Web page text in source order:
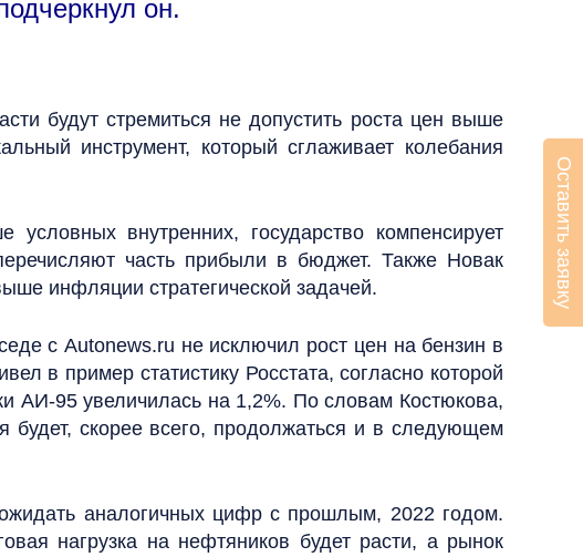
он.
будут стремиться не допустить роста цен выше
инструмент, который сглаживает колебания
внутренних, государство компенсирует
часть прибыли в бюджет. Также Новак
инфляции стратегической задачей.
с Autonews.ru не исключил рост цен на бензин в
в пример статистику Росстата, согласно которой
АИ-95 увеличилась на 1,2%. По словам Костюкова,
скорее всего, продолжаться и в следующем
аналогичных цифр с прошлым, 2022 годом.
нагрузка на нефтяников будет расти, а рынок
Оставить заявку